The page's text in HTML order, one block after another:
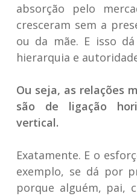
absorção pelo
cresceram sem a
ou da mãe. E isso
hierarquia e
Ou seja, as relações
são de ligação
vertical.
Exatamente. E o
exemplo, se dá por
porque alguém, pai,